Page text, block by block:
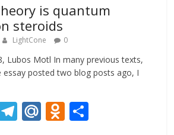
is quantum
steroids
LightCone 0
Lubos Motl In many previous texts,
posted two blog posts ago, I
T M O